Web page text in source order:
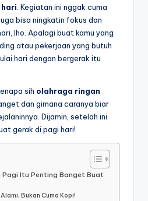
. Kegiatan ini nggak cuma
bisa ningkatin fokus dan
lho. Apalagi buat kamu yang
atau pekerjaan yang butuh
hari dengan bergerak itu
sih olahraga ringan
dan gimana caranya biar
Dijamin, setelah ini
gerak di pagi hari!
Pagi Itu Penting Banget Buat
Bukan Cuma Kopi!